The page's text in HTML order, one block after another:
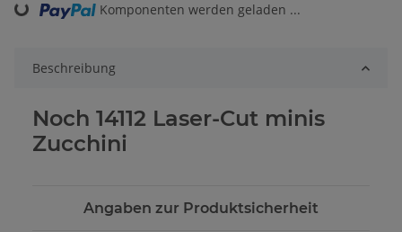
Loading... Komponenten werden geladen ...
Beschreibung
Noch 14112 Laser-Cut minis
Zucchini
Angaben zur Produktsicherheit